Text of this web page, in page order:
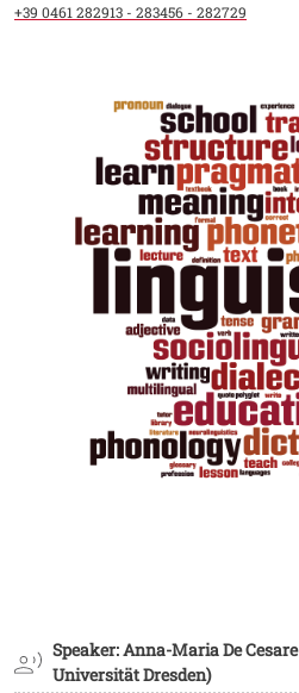
+39 0461 282913 - 283456 - 282729
Speaker: Anna-Maria De
Universität Dresden)